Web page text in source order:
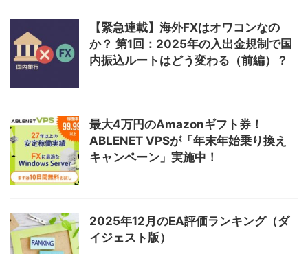
【緊急連載】海外FXはオワコンなの
か？ 第1回：2025年の入出金規制で国
内振込ルートはどう変わる（前編）？
最大4万円のAmazonギフト券！
ABLENET VPSが「年末年始乗り換え
キャンペーン」実施中！
2025年12月のEA評価ランキング（ダ
イジェスト版）